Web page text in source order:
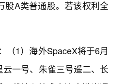
股A类普通股。若该权利全
（1）海外SpaceX将于6月
一号、朱雀三号遥二、长